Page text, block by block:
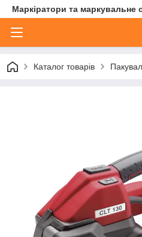
Маркіратори та маркувальне
Каталог товарів